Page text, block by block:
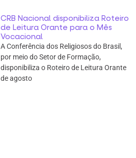
CRB Nacional disponibiliza Roteiro
de Leitura Orante para o Mês
Vocacional
A Conferência dos Religiosos do Brasil,
por meio do Setor de Formação,
disponibiliza o Roteiro de Leitura Orante
de agosto